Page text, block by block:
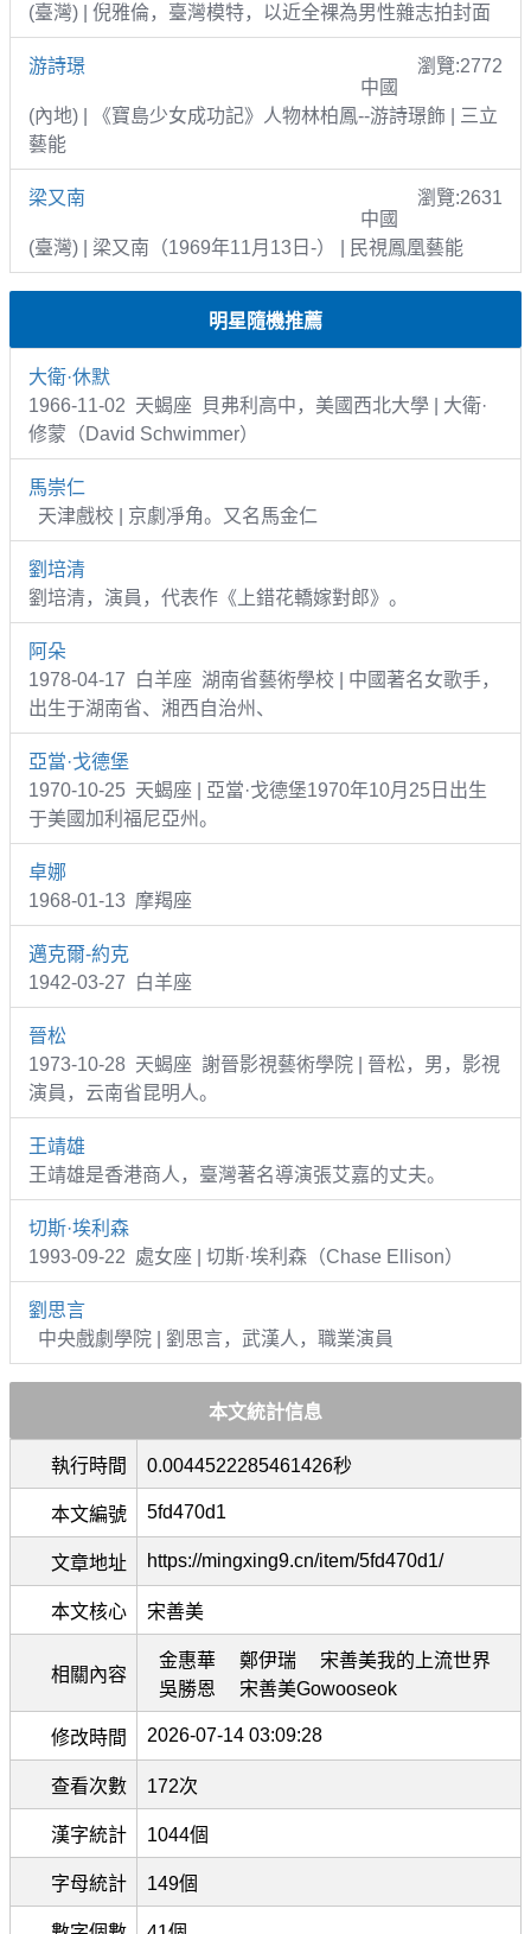
(臺灣) | 倪雅倫，臺灣模特，以近全裸為男性雜志拍封面
游詩璟
瀏覽:2772
中國
(內地) | 《寶島少女成功記》人物林柏鳳--游詩璟飾 | 三立
藝能
梁又南
瀏覽:2631
中國
(臺灣) | 梁又南（1969年11月13日-） | 民視鳳凰藝能
明星隨機推薦
大衛·休默
1966-11-02 天蝎座 貝弗利高中，美國西北大學 | 大衛·
修蒙（David Schwimmer）
馬崇仁
天津戲校 | 京劇凈角。又名馬金仁
劉培清
劉培清，演員，代表作《上錯花轎嫁對郎》。
阿朵
1978-04-17 白羊座 湖南省藝術學校 | 中國著名女歌手，
出生于湖南省、湘西自治州、
亞當·戈德堡
1970-10-25 天蝎座 | 亞當·戈德堡1970年10月25日出生
于美國加利福尼亞州。
卓娜
1968-01-13 摩羯座
邁克爾-約克
1942-03-27 白羊座
晉松
1973-10-28 天蝎座 謝晉影視藝術學院 | 晉松，男，影視
演員，云南省昆明人。
王靖雄
王靖雄是香港商人，臺灣著名導演張艾嘉的丈夫。
切斯·埃利森
1993-09-22 處女座 | 切斯·埃利森（Chase Ellison）
劉思言
中央戲劇學院 | 劉思言，武漢人，職業演員
本文統計信息
執行時間 0.0044522285461426秒
本文編號 5fd470d1
文章地址 https://mingxing9.cn/item/5fd470d1/
本文核心 宋善美
相關內容
金惠華 鄭伊瑞
宋善美我的上流世界
吳勝恩
宋善美Gowooseok
修改時間 2026-07-14 03:09:28
查看次數 172次
漢字統計 1044個
字母統計 149個